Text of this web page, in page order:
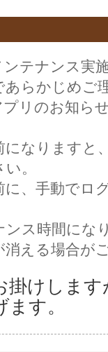
テナンス実
らかじめご
リのお知ら
なりますと
。
、手動でロ
ス時間にな
える場合が
掛けしま
す。